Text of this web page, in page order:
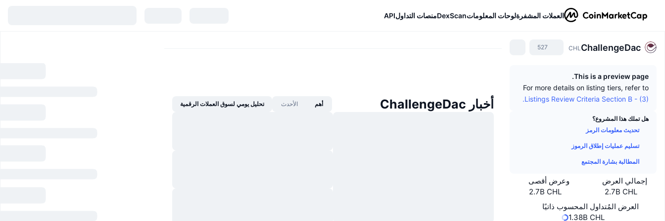
العملات المشفرةلوحات المعلوماتDexScanمنصات التداولAPI
ChallengeDac
CHL
527
This is a preview page.
For more details on listing tiers, refer to
Listings Review Criteria Section B - (3).
هل تملك هذا المشروع؟
تحديث معلومات الرمز
تسليم عمليات إطلاق الرموز
المطالبة بشارة المجتمع
إجمالي العرض
2.7B CHL
وعرض أقصى
2.7B CHL
العرض المُتداول المحسوب ذاتيًا
1.38B CHL
أخبار ChallengeDac أهم الأحدث تحليل يومي لسوق العملات الرقمية